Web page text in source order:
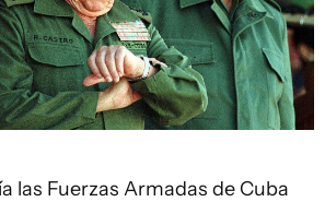
las Fuerzas Armadas de Cuba